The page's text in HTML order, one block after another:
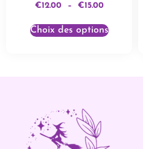
€12.00 – €15.00
Choix des options